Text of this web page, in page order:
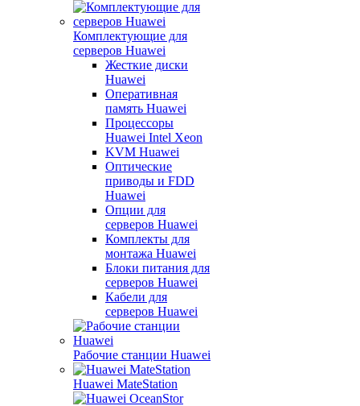
Комплектующие для
серверов Huawei
Жесткие диски
Huawei
Оперативная
память Huawei
Процессоры
Huawei Intel Xeon
KVM Huawei
Оптические
приводы и FDD
Huawei
Опции для
серверов Huawei
Комплекты для
монтажа Huawei
Блоки питания для
серверов Huawei
Кабели для
серверов Huawei
Рабочие станции Huawei
Huawei MateStation